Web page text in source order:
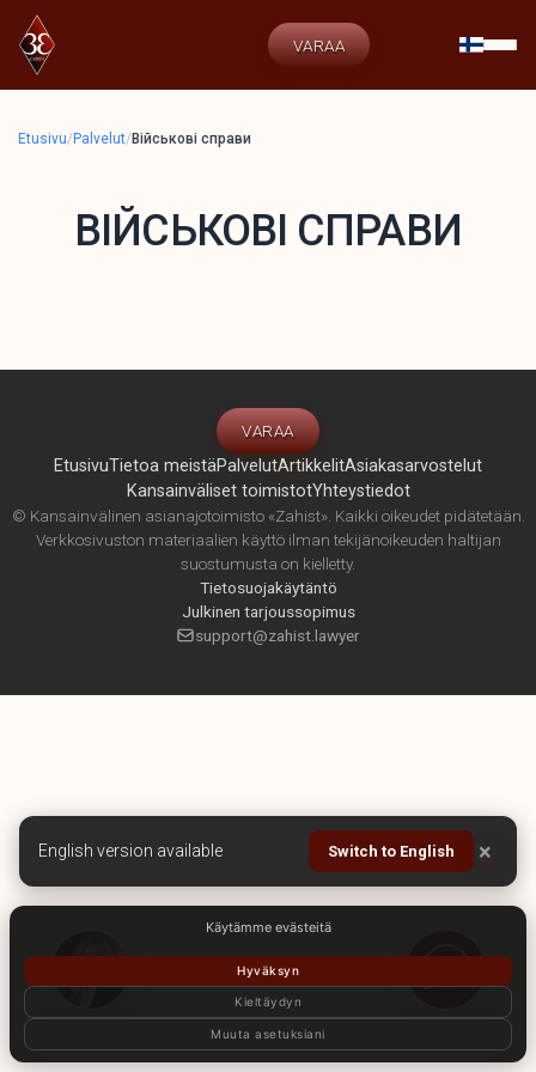
Käytämme evästeitä
Hyväksyn
Kieltäydyn
Muuta asetuksiani
VARAA
Etusivu/ Palvelut/ Військові справи
ВІЙСЬКОВІ СПРАВИ
VARAA
EtusivuTietoa meistäPalvelutArtikkelitAsiakasarvostelut
Kansainväliset toimistotYhteystiedot
© Kansainvälinen asianajotoimisto «Zahist». Kaikki oikeudet pidätetään.
Verkkosivuston materiaalien käyttö ilman tekijänoikeuden haltijan
suostumusta on kielletty.
Tietosuojakäytäntö
Julkinen tarjoussopimus
support@zahist.lawyer
English version available Switch to English ×